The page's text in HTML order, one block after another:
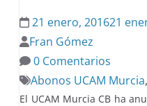
21 enero, 201621
Fran Gómez
0 Comentarios
Abonos UCAM Murcia
El UCAM Murcia CB ha